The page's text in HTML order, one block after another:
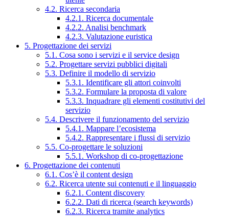
4.2. Ricerca secondaria
4.2.1. Ricerca documentale
4.2.2. Analisi benchmark
4.2.3. Valutazione euristica
5. Progettazione dei servizi
5.1. Cosa sono i servizi e il service design
5.2. Progettare servizi pubblici digitali
5.3. Definire il modello di servizio
5.3.1. Identificare gli attori coinvolti
5.3.2. Formulare la proposta di valore
5.3.3. Inquadrare gli elementi costitutivi del
servizio
5.4. Descrivere il funzionamento del servizio
5.4.1. Mappare l’ecosistema
5.4.2. Rappresentare i flussi di servizio
5.5. Co-progettare le soluzioni
5.5.1. Workshop di co-progettazione
6. Progettazione dei contenuti
6.1. Cos’è il content design
6.2. Ricerca utente sui contenuti e il linguaggio
6.2.1. Content discovery
6.2.2. Dati di ricerca (search keywords)
6.2.3. Ricerca tramite analytics